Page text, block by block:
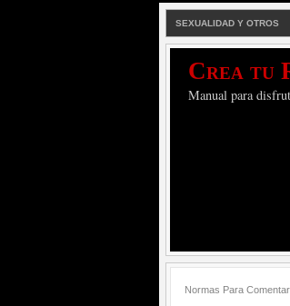
SEXUALIDAD Y OTROS
Crea tu
Manual para
Normas Para Comentar